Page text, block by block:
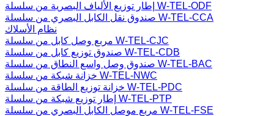
إطار توزيع الألياف البصرية من سلسلة W-TEL-ODF
صندوق نقل الكابل البصري من سلسلة W-TEL-CCA
نظام الأسلاك
مربع وصل كابل من سلسلة W-TEL-CJC
صندوق توزيع كابل من سلسلة W-TEL-CDB
صندوق وصل واسع النطاق من سلسلة W-TEL-BAC
خزانة شبكة من سلسلة W-TEL-NWC
خزانة توزيع الطاقة من سلسلة W-TEL-PDC
إطار توزيع شبكة من سلسلة W-TEL-PTP
مربع موصل الكابل البصري من سلسلة W-TEL-FSE